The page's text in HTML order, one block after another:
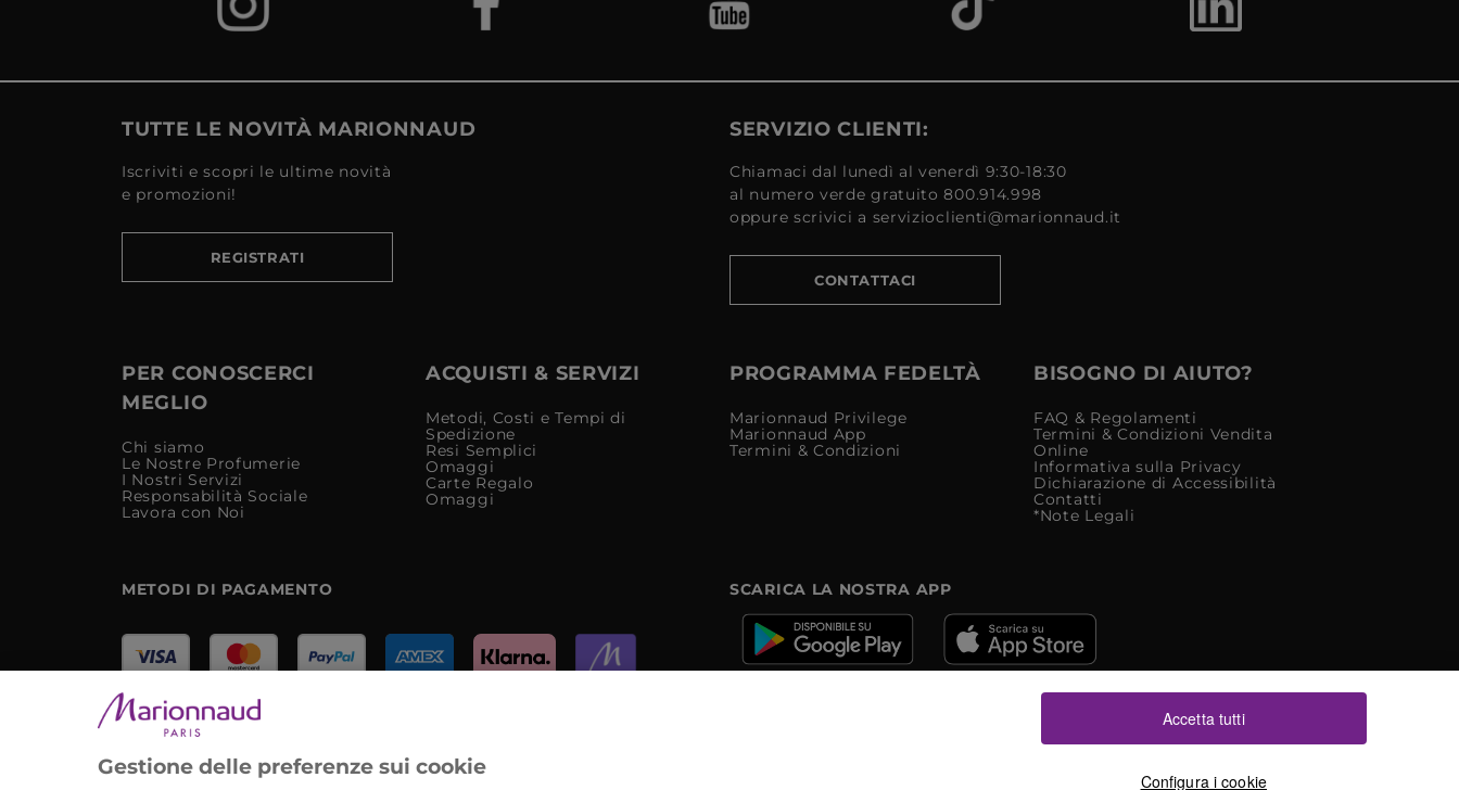
TUTTE LE NOVITÀ MARIONNAUD
Iscriviti e scopri le ultime novità
e promozioni!
REGISTRATI
SERVIZIO CLIENTI:
Chiamaci dal lunedì al venerdì 9:30-18:30
al numero verde gratuito 800.914.998
oppure scrivici a servizioclienti@marionnaud.it
CONTATTACI
PER CONOSCERCI
MEGLIO
Chi siamo
Le Nostre Profumerie
I Nostri Servizi
Responsabilità Sociale
Lavora con Noi
ACQUISTI & SERVIZI
Metodi, Costi e Tempi di
Spedizione
Resi Semplici
Omaggi
Carte Regalo
Omaggi
PROGRAMMA FEDELTÀ
Marionnaud Privilege
Marionnaud App
Termini & Condizioni
BISOGNO DI AIUTO?
FAQ & Regolamenti
Termini & Condizioni Vendita
Online
Informativa sulla Privacy
Dichiarazione di Accessibilità
Contatti
*Note Legali
METODI DI PAGAMENTO
Marionnaud Parfumeries Italia S.r.l.
Largo Fiera Milano 5, 20017 Rho (MI)
REA Milano 1650024 con P.IVA 13425220152.
SCARICA LA NOSTRA APP
Gestione delle preferenze sui cookie
Configura i cookie
Accetta tutti